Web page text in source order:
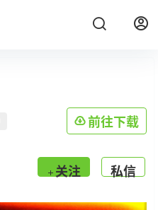
前往下载
关注 私信